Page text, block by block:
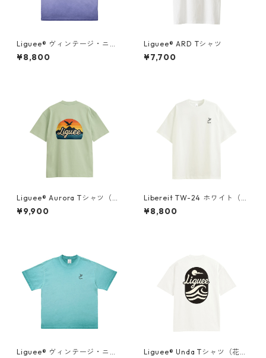
Liguee®️ ヴィンテージ・ニュ
アンス Tシャツ（刺繍ロゴ）マ
リンブルー
¥8,800
Liguee®️ ARD Tシャツ
¥7,700
Liguee®️ Aurora Tシャツ（胸
ロゴ刺繍&バックプリント）
¥9,900
Libereit TW-24 ホワイト（刺
繍）
¥8,800
Liguee®️ ヴィンテージ・ニュ
Liguee®️ Unda Tシャツ（花ロ